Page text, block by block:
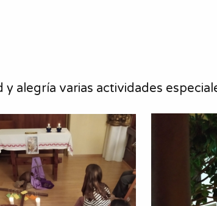
alegría varias actividades